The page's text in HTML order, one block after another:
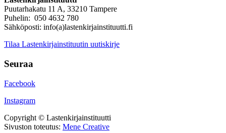
Puutarhakatu 11 A, 33210 Tampere
Puhelin: 050 4632 780
Sähköposti: info(a)lastenkirjainstituutti.fi
Tilaa Lastenkirjainstituutin uutiskirje
Seuraa
Facebook
Instagram
Copyright © Lastenkirjainstituutti
Sivuston toteutus: Mene Creative